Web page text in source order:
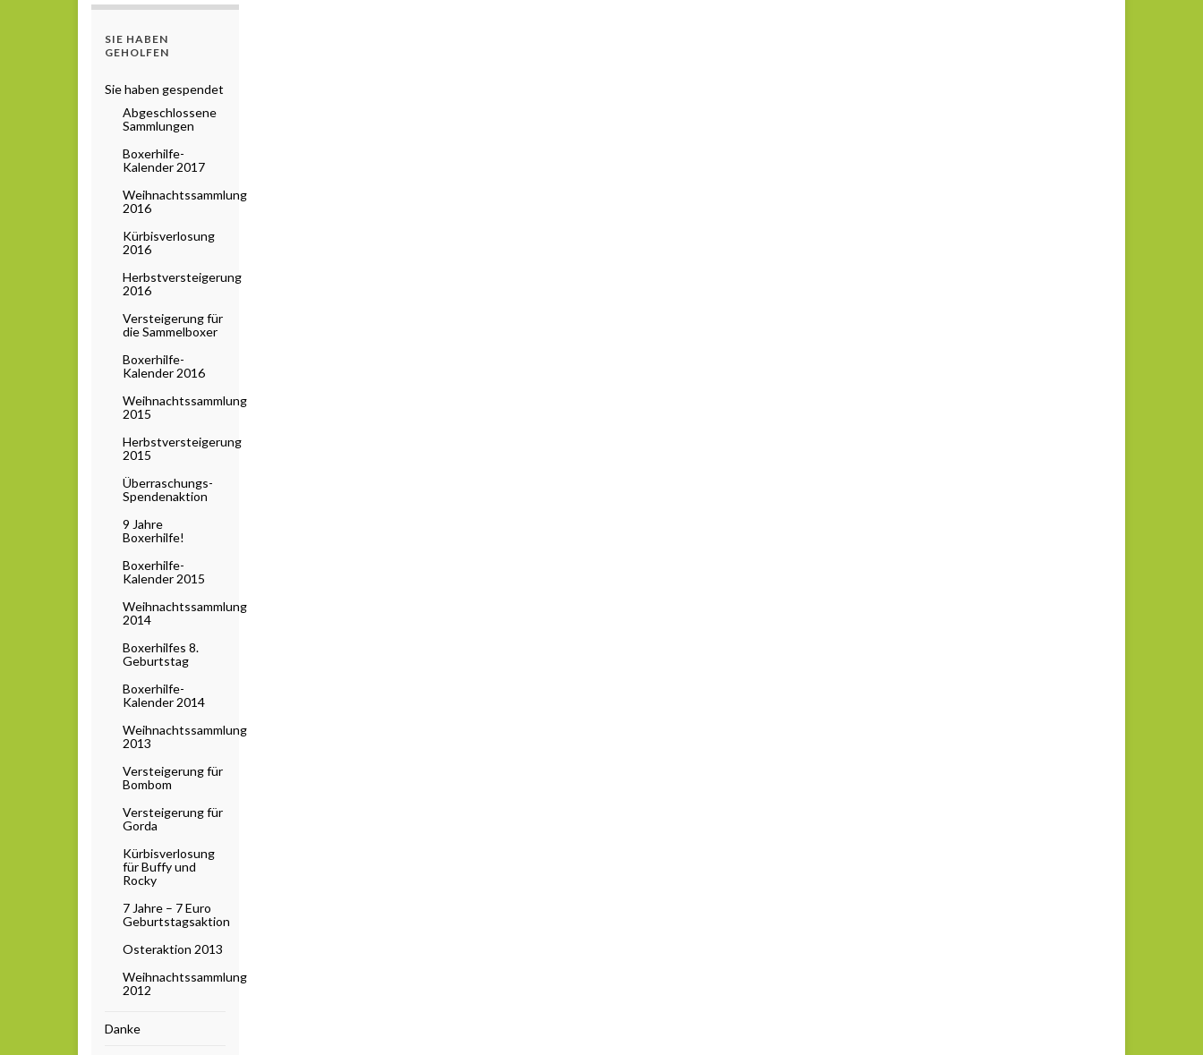
SIE HABEN
GEHOLFEN
Sie haben gespendet
Abgeschlossene
Sammlungen
Boxerhilfe-
Kalender 2017
Weihnachtssammlung
2016
Kürbisverlosung
2016
Herbstversteigerung
2016
Versteigerung für
die Sammelboxer
Boxerhilfe-
Kalender 2016
Weihnachtssammlung
2015
Herbstversteigerung
2015
Überraschungs-
Spendenaktion
9 Jahre
Boxerhilfe!
Boxerhilfe-
Kalender 2015
Weihnachtssammlung
2014
Boxerhilfes 8.
Geburtstag
Boxerhilfe-
Kalender 2014
Weihnachtssammlung
2013
Versteigerung für
Bombom
Versteigerung für
Gorda
Kürbisverlosung
für Buffy und
Rocky
7 Jahre – 7 Euro
Geburtstagsaktion
Osteraktion 2013
Weihnachtssammlung
2012
Danke